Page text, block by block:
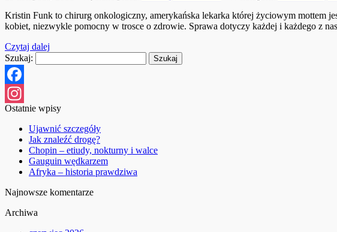
Kristin Funk to chirurg onkologiczny, amerykańska lekarka której życiowym mottem
kobiet, niezwykle pomocny w trosce o zdrowie. Sprawa dotyczy każdej i każdego z
Czytaj dalej
Szukaj:
Facebook
Instagram
Ostatnie wpisy
Ujawnić szczegóły
Jak znaleźć drogę?
Chopin – etiudy, nokturny i walce
Gauguin wędkarzem
Afryka – historia prawdziwa
Najnowsze komentarze
Archiwa